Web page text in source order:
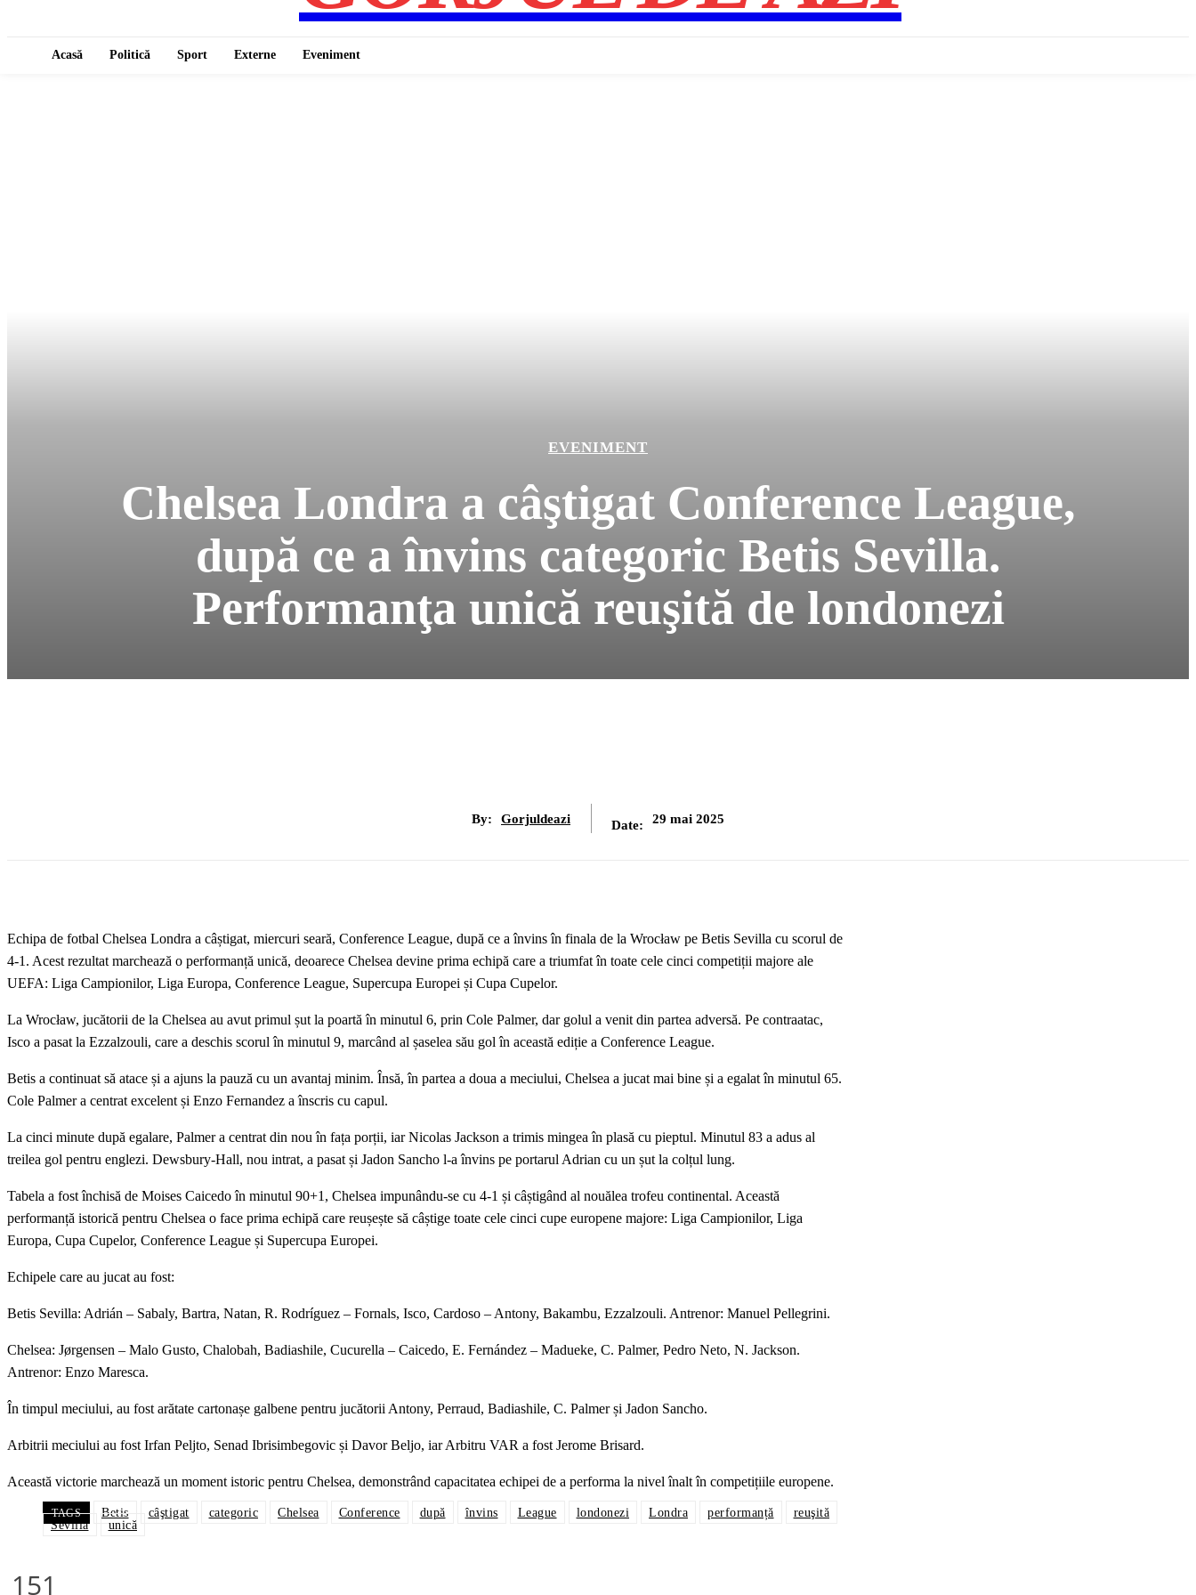
Acasă Politică Sport Externe Eveniment
EVENIMENT
Chelsea Londra a câştigat Conference League,
după ce a învins categoric Betis Sevilla.
Performanţa unică reuşită de londonezi
By: Gorjuldeazi Date: 29 mai 2025
Echipa de fotbal Chelsea Londra a câștigat, miercuri seară, Conference League, după ce a învins în finala de la Wrocław pe Betis Sevilla cu scorul de
4-1. Acest rezultat marchează o performanță unică, deoarece Chelsea devine prima echipă care a triumfat în toate cele cinci competiții majore ale
UEFA: Liga Campionilor, Liga Europa, Conference League, Supercupa Europei și Cupa Cupelor.
La Wrocław, jucătorii de la Chelsea au avut primul șut la poartă în minutul 6, prin Cole Palmer, dar golul a venit din partea adversă. Pe contraatac,
Isco a pasat la Ezzalzouli, care a deschis scorul în minutul 9, marcând al șaselea său gol în această ediție a Conference League.
Betis a continuat să atace și a ajuns la pauză cu un avantaj minim. Însă, în partea a doua a meciului, Chelsea a jucat mai bine și a egalat în minutul 65.
Cole Palmer a centrat excelent și Enzo Fernandez a înscris cu capul.
La cinci minute după egalare, Palmer a centrat din nou în fața porții, iar Nicolas Jackson a trimis mingea în plasă cu pieptul. Minutul 83 a adus al
treilea gol pentru englezi. Dewsbury-Hall, nou intrat, a pasat și Jadon Sancho l-a învins pe portarul Adrian cu un șut la colțul lung.
Tabela a fost închisă de Moises Caicedo în minutul 90+1, Chelsea impunându-se cu 4-1 și câștigând al nouălea trofeu continental. Această
performanță istorică pentru Chelsea o face prima echipă care reușește să câștige toate cele cinci cupe europene majore: Liga Campionilor, Liga
Europa, Cupa Cupelor, Conference League și Supercupa Europei.
Echipele care au jucat au fost:
Betis Sevilla: Adrián – Sabaly, Bartra, Natan, R. Rodríguez – Fornals, Isco, Cardoso – Antony, Bakambu, Ezzalzouli. Antrenor: Manuel Pellegrini.
Chelsea: Jørgensen – Malo Gusto, Chalobah, Badiashile, Cucurella – Caicedo, E. Fernández – Madueke, C. Palmer, Pedro Neto, N. Jackson.
Antrenor: Enzo Maresca.
În timpul meciului, au fost arătate cartonașe galbene pentru jucătorii Antony, Perraud, Badiashile, C. Palmer și Jadon Sancho.
Arbitrii meciului au fost Irfan Peljto, Senad Ibrisimbegovic și Davor Beljo, iar Arbitru VAR a fost Jerome Brisard.
Această victorie marchează un moment istoric pentru Chelsea, demonstrând capacitatea echipei de a performa la nivel înalt în competițiile europene.
TAGS Betis câştigat categoric Chelsea Conference după învins League londonezi Londra performanță
reuşită
Sevilla
unică
151